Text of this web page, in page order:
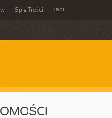
Spis Treści Tagi